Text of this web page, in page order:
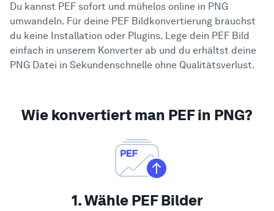
Du kannst PEF sofort und mühelos online in PNG
umwandeln. Für deine PEF Bildkonvertierung brauchst
du keine Installation oder Plugins. Lege dein PEF Bild
einfach in unserem Konverter ab und du erhältst deine
PNG Datei in Sekundenschnelle ohne Qualitätsverlust.
Wie konvertiert man PEF in PNG?
1. Wähle PEF Bilder